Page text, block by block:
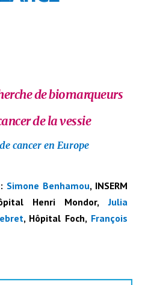
de biomarqueurs
de la vessie
cancer en Europe
Simone Benhamou, INSERM
Henri Mondor,Julia
, Hôpital Foch, François